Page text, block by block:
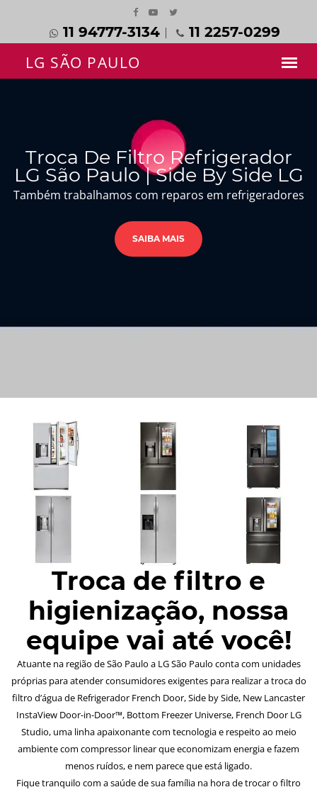
11 94777-3134 11 2257-0299
Troca De Filtro Refrigerador
LG São Paulo | Side By Side LG
Também trabalhamos com reparos em refrigeradores
SAIBA MAIS
Troca de filtro e
higienização, nossa
equipe vai até você!
Atuante na região de São Paulo a LG São Paulo conta com unidades
próprias para atender consumidores exigentes para realizar a troca do
filtro d’água de Refrigerador French Door, Side by Side, New Lancaster
InstaView Door-in-Door™, Bottom Freezer Universe, French Door LG
Studio, uma linha apaixonante com tecnologia e respeito ao meio
ambiente com compressor linear que economizam energia e fazem
menos ruídos, e nem parece que está ligado.
Fique tranquilo com a saúde de sua família na hora de trocar o filtro